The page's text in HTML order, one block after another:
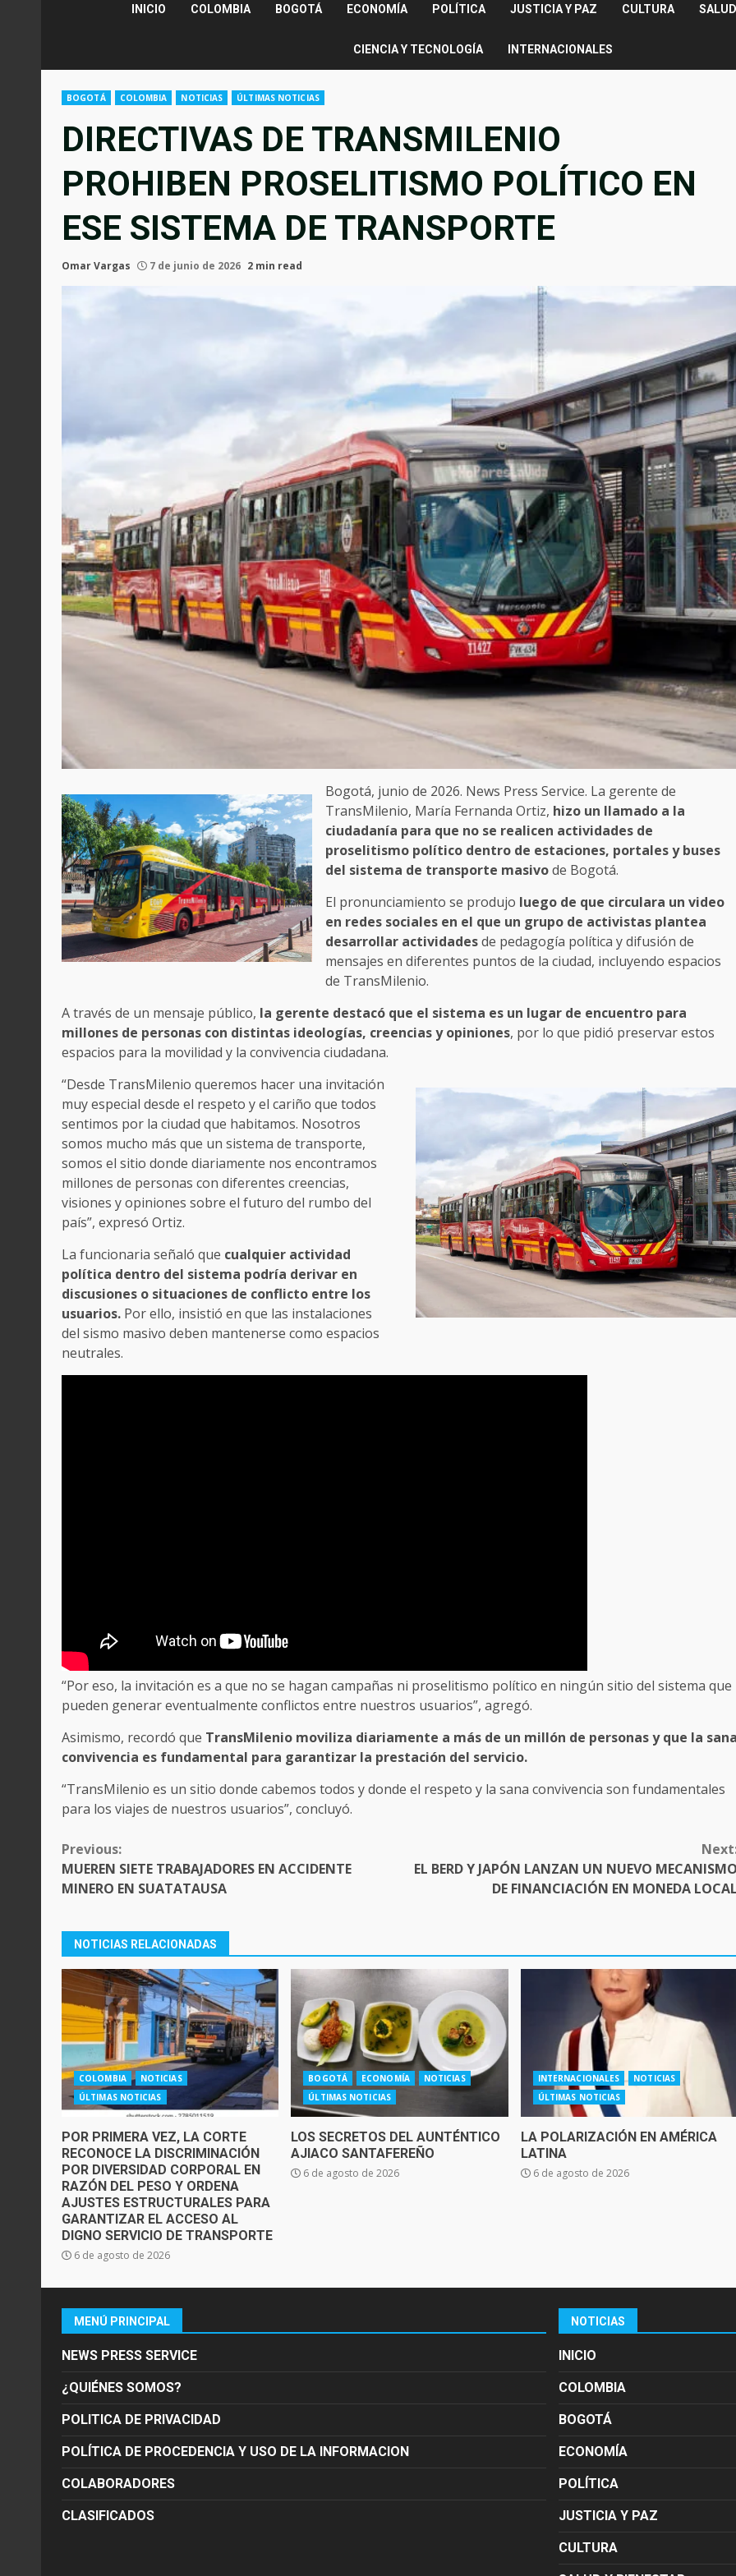
INICIO COLOMBIA BOGOTÁ ECONOMÍA POLÍTICA JUSTICIA Y PAZ CULTURA
CIENCIA Y TECNOLOGÍA INTERNACIONALES
BOGOTÁ COLOMBIA NOTICIAS ÚLTIMAS NOTICIAS
DIRECTIVAS DE TRANSMILENIO
PROHIBEN PROSELITISMO POLÍTICO EN
ESE SISTEMA DE TRANSPORTE
Omar Vargas 7 de junio de 2026 2 min read
Bogotá, junio de 2026. News Press Service. La gerente de
TransMilenio, María Fernanda Ortiz, hizo un llamado a la
ciudadanía para que no se realicen actividades de
proselitismo político dentro de estaciones, portales y buses
del sistema de transporte masivode Bogotá.
El pronunciamiento se produjo luego de que circulara un video
en redes sociales en el que un grupo de activistas plantea
desarrollar actividadesde pedagogía política y difusión de
mensajes en diferentes puntos de la ciudad, incluyendo espacios
de TransMilenio.
A través de un mensaje público, la gerente destacó que el sistema es un lugar de encuentro para
millones de personas con distintas ideologías, creencias y opiniones, por lo que pidió preservar estos
espacios para la movilidad y la convivencia ciudadana.
“Desde TransMilenio queremos hacer una invitación
muy especial desde el respeto y el cariño que todos
sentimos por la ciudad que habitamos. Nosotros
somos mucho más que un sistema de transporte,
somos el sitio donde diariamente nos encontramos
millones de personas con diferentes creencias,
visiones y opiniones sobre el futuro del rumbo del
país”, expresó Ortiz.
La funcionaria señaló que cualquier actividad
política dentro del sistema podría derivar en
discusiones o situaciones de conflicto entre los
usuarios. Por ello, insistió en que las instalaciones
del sismo masivo deben mantenerse como espacios
neutrales.
“Por eso, la invitación es a que no se hagan campañas ni proselitismo político en ningún sitio del sistema que
pueden generar eventualmente conflictos entre nuestros usuarios”, agregó.
Asimismo, recordó que TransMilenio moviliza diariamente a más de un millón de personas y que la
convivencia es fundamental para garantizar la prestación del servicio.
“TransMilenio es un sitio donde cabemos todos y donde el respeto y la sana convivencia son fundamentales
para los viajes de nuestros usuarios”, concluyó.
CONTINUE
READING
Previous:
MUEREN SIETE TRABAJADORES EN ACCIDENTE
MINERO EN SUATATAUSA
EL BERD Y JAPÓN LANZAN UN NUEVO
DE FINANCIACIÓN EN MONEDA
NOTICIAS RELACIONADAS
COLOMBIA
NOTICIAS
ÚLTIMAS NOTICIAS
POR PRIMERA VEZ, LA CORTE
RECONOCE LA DISCRIMINACIÓN
POR DIVERSIDAD CORPORAL EN
RAZÓN DEL PESO Y ORDENA
AJUSTES ESTRUCTURALES PARA
GARANTIZAR EL ACCESO AL
DIGNO SERVICIO DE TRANSPORTE
6 de agosto de 2026
BOGOTÁ ECONOMÍA
NOTICIAS
ÚLTIMAS NOTICIAS
LOS SECRETOS DEL AUNTÉNTICO
AJIACO SANTAFEREÑO
6 de agosto de 2026
INTERNACIONALES
NOTICIAS
ÚLTIMAS NOTICIAS
LA POLARIZACIÓN EN AMÉRICA
LATINA
6 de agosto de 2026
MENÚ PRINCIPAL
NEWS PRESS SERVICE
¿QUIÉNES SOMOS?
POLITICA DE PRIVACIDAD
POLÍTICA DE PROCEDENCIA Y USO DE LA INFORMACION
COLABORADORES
CLASIFICADOS
NOTICIAS
INICIO
COLOMBIA
BOGOTÁ
ECONOMÍA
POLÍTICA
JUSTICIA Y PAZ
CULTURA